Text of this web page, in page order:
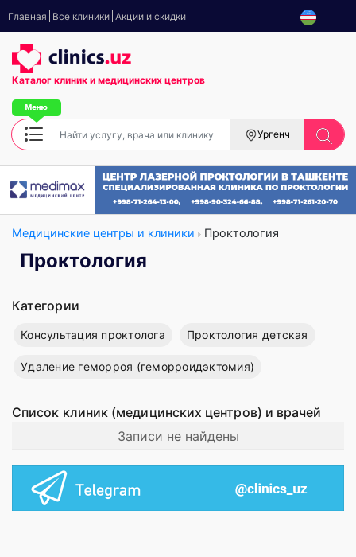
Главная Все клиники Акции и скидки
Каталог клиник и медицинских центров
Ургенч
Медицинские центры и клиники Проктология
Проктология
Категории
Консультация проктолога Проктология детская
Удаление геморроя (геморроидэктомия)
Список клиник (медицинских центров) и врачей
Записи не найдены